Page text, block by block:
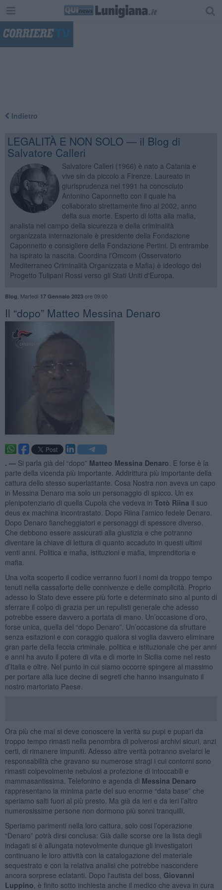
Indietro
LEGALITÀ E NON SOLO — il Blog di
Salvatore Calleri
Salvatore Calleri (1966) è nato a Catania e
vive sin da piccolo a Firenze. Laureato in
giurisprudenza nel 1991 ha conosciuto
Antonino Caponnetto con il quale ha
collaborato strettamente fino al 2002, anno
della sua morte. Esperto di lotta alla mafia,
analista nel campo della sicurezza e della criminalità
organizzata internazionale è presidente della Fondazione
Caponnetto e consigliere della Fondazione Pertini. Di entrambe
ha ispirato la nascita. Coordina l'Omcom (Osservatorio
Mediterraneo Criminalità Organizzata e Mafia) è ideologo del
Progetto Tulipani Rossi verso gli Stati Uniti d'Europa.
Blog Martedì 17 Gennaio 2023ore 09:00
Il “dopo” Matteo Messina Denaro
. — Si parla già del “dopo” Matteo Messina Denaro . E forse è la
parte della vicenda più importante. Addirittura più importante della
cattura dello stesso superlatitante. Cosa Nostra non aveva un capo
in Messina Denaro ma solo un personaggio di spicco. Un ex
plenipotenziario di quella Cupola che vedeva in Totò Riina il suo
deus ex machina incontrastato. Dopo Riina l’amico fedele Denaro.
Dopo Denaro fiancheggiatori e personaggi di spessore diverso.
Che debbono essere assicurati alla giustizia e che potranno
diventare la chiave di lettura di quanto accaduto in questi ultimi
venti anni. Politica e mafia, istituzioni e mafia, imprenditoria e
mafia.
Una volta scoperto il codice verranno fuori i nomi da troppo tempo
tenuti nella cassaforte delle connivenze e delle complicità. Proprio
adesso lo Stato deve essere più forte e determinato sino al punto di
sferrare il colpo di grazia per un repulisti generale che adesso
potrebbe essere davvero a portata di mano. Un’occasione d’oro,
forse unica, quella del “dopo Denaro”. Un’occasione da sfruttare
senza esitazioni e con coraggio qualora si voglia davvero eliminare
gran parte della feccia criminale, politica e istituzionale che per anni
e anni ha avuto il potere di vita e di morte in Sicilia come nel resto
d’Italia e oltre. Nel punto in cui siamo occorre spingere al massimo
per portare alla luce decine di segreti che hanno insanguinato il
nostro martoriato Paese.
Ora più che mai si deve conoscere la verità su pupi e pupari da
troppo tempo rimasti nella penombra di polverosi archivi sicuri, anzi
certi, di rimanere impuniti. Adesso altre verità potranno svelarci le
responsabilità che gravano su numerose stragi i cui contorni sono
rimasti colpevolmente nebulosi a protezione di intoccabili e
mammasantissima. Telefonino e agenda di Messina Denaro
rappresentano la minima parte del suo enorme “data base” che
speriamo salti fuori al più presto. Ma già da ieri e da ieri l’altro
numerosissime persone non dormono più sonni tranquilli.
Speriamo parimenti nella loro cattura, solo cosi l’operazione
“Denaro” potrà dirsi conclusa: Già dalle scorse ore la lista degli
indagati si è allungata notevolmente dunque gli investigatori
continuano le loro attività con la catalogazione del materiale
sequestrato e con la relativa analisi che potrebbe nascondere
ancora sorprese eclatanti. Dopo l'autista del boss, Giovanni
Luppino , è finito sotto inchiesta anche il medico che aveva in cura